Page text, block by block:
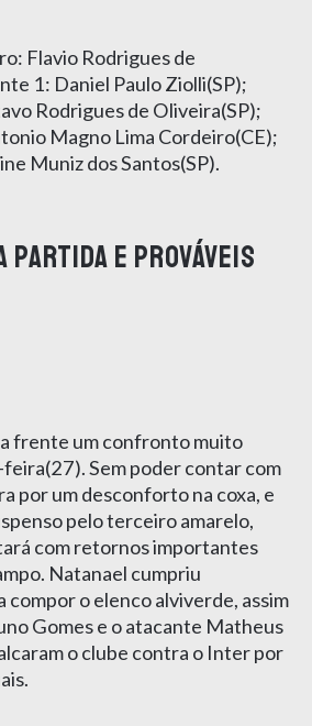
Flavio Rodrigues de
1: Daniel Paulo Ziolli(SP);
Rodrigues de Oliveira(SP);
Magno Lima Cordeiro(CE);
Muniz dos Santos(SP).
partida e prováveis
frente um confronto muito
Sem poder contar com
por um desconforto na coxa, e
pelo terceiro amarelo,
com retornos importantes
Natanael cumpriu
compor o elenco alviverde, assim
Gomes e o atacante Matheus
o clube contra o Inter por